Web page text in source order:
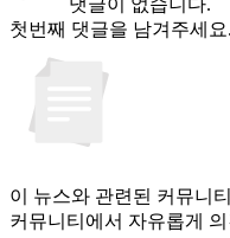
댓글이 없습니다.
첫번째 댓글을 남겨주세요.
이 뉴스와 관련된 커뮤니
커뮤니티에서 자유롭게